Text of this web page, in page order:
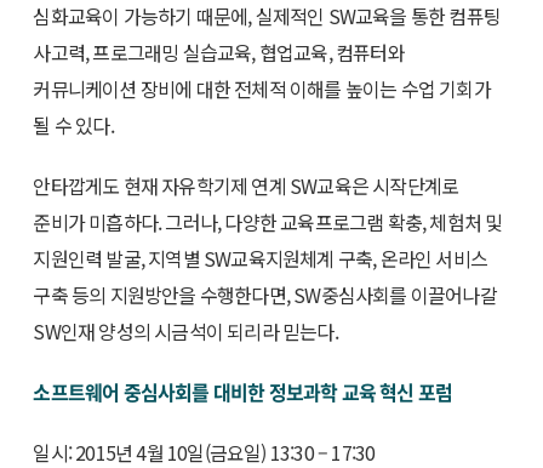
심화교육이 가능하기 때문에, 실제적인 SW교육을 통한 컴퓨팅
사고력, 프로그래밍 실습교육, 협업교육, 컴퓨터와
커뮤니케이션 장비에 대한 전체적 이해를 높이는 수업 기회가
될 수 있다.
안타깝게도 현재 자유학기제 연계 SW교육은 시작단계로
준비가 미흡하다. 그러나, 다양한 교육프로그램 확충, 체험처 및
지원인력 발굴, 지역별 SW교육지원체계 구축, 온라인 서비스
구축 등의 지원방안을 수행한다면, SW중심사회를 이끌어나갈
SW인재 양성의 시금석이 되리라 믿는다.
소프트웨어 중심사회를 대비한 정보과학 교육 혁신 포럼
일시: 2015년 4월 10일(금요일) 13:30 – 17:30